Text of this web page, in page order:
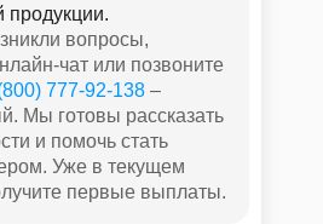
вопросы,
чат или позвоните
777-92-138–
Мы готовы рассказать
и помочь стать
Уже в текущем
первые выплаты.